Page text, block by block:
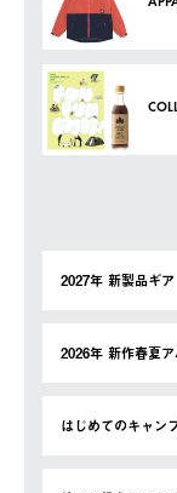
2027年 新製品ギア
2026年 新作春夏
はじめてのキャン